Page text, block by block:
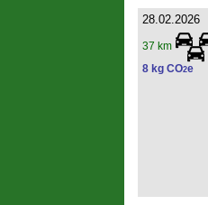
28.02.2026
37 km
8 kg CO2e